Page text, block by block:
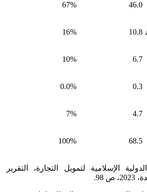
46.0
67%
10.8
16%
6.7
10%
0.3
0.0%
4.7
7%
68.5
100%
الإسلامية لتمويل التجارة، التقرير